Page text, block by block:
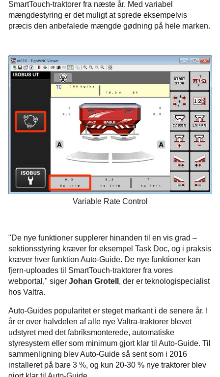
SmartTouch-traktorer fra næste år. Med variabel
mængdestyring er det muligt at sprede eksempelvis
præcis den anbefalede mængde gødning på hele marken.
Variable Rate Control
"De nye funktioner supplerer hinanden til en vis grad –
sektionsstyring kræver for eksempel Task Doc, og i praksis
kræver hver funktion Auto-Guide. De nye funktioner kan
fjern-uploades til SmartTouch-traktorer fra vores
webportal," siger Johan Grotell , der er teknologispecialist
hos Valtra.
Auto-Guides popularitet er steget markant i de senere år. I
år er over halvdelen af alle nye Valtra-traktorer blevet
udstyret med det fabriksmonterede, automatiske
styresystem eller som minimum gjort klar til Auto-Guide. Til
sammenligning blev Auto-Guide så sent som i 2016
installeret på bare 3 %, og kun 20-30 % nye traktorer blev